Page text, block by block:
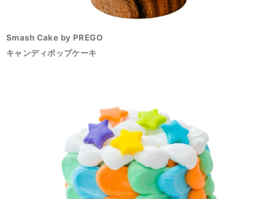
Smash Cake by PREGO
キャンディポップケーキ